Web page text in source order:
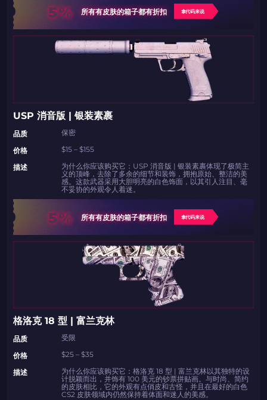
5% 所有有皮肤的箱子都有折扣 拿代码来说
USP 消音版 | 银装素裹
品质
保密
价格
$15 – $155
描述
为什么你应该购买它：USP 消音版 | 银装素裹体现了极简主
义的顶峰，去除了多余的细节和装饰，拥抱原始、整洁的美
感。这款武器采用大胆明亮的白色饰面，以其引人注目、毫
不妥协的外观令人着迷。
5% 所有有皮肤的箱子都有折扣 拿代码来说
格洛克 18 型 | 富兰克林
品质
受限
价格
$25 – $35
描述
为什么你应该购买它：格洛克 18 型 | 富兰克林以其独特的设
计脱颖而出，并饰有 100 美元的钞票拼贴画。与时尚、简约
的皮肤相比，它的外观有点俏皮和古怪，并且在最好的白色
CS2 皮肤领域内仍然保持着体面和迷人的美感。